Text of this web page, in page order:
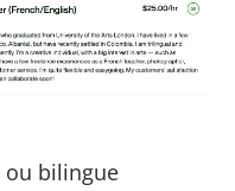
ou bilingue